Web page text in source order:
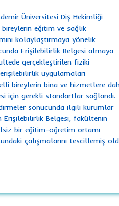
Üniversitesi Diş Hekimliği
eğitim ve sağlık
kolaylaştırmaya yönelik
Erişilebilirlik Belgesi almaya
gerçekleştirilen fiziki
uygulamaları
bireylerin bina ve hizmetlere
için gerekli standartlar sağlandı.
sonucunda ilgili kurumlar
Erişilebilirlik Belgesi, fakültenin
bir eğitim-öğretim ortamı
çalışmalarını tescillemiş